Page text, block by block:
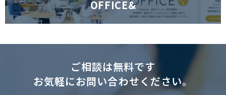
OFFICE&
ご相談は無料です
お気軽にお問い合わせください。